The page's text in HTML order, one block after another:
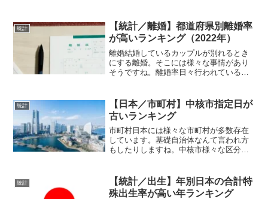
数が違ったりしています。一人暮らしの
人は当然ながら一人世帯...
統計
【統計／離婚】都道府県別離婚率
が高いランキング（2022年）
離婚結婚しているカップルが別れるとき
にする離婚。そこには様々な事情があり
そうですね。離婚率日々行われている離
ようです。件数で言えば、2022年のデー
タで19,000件以...
統計
【日本／市町村】中核市指定日が
古いランキング
市町村日本には様々な市町村が多数存在
しています。基礎自治体なんて言われ方
もしたりしますね。中核市様々な区分を
分け方。中核市といわれてもボヤっとし
ますが、総務省のホームペ...
統計
【統計／出生】年別日本の合計特
殊出生率が高い年ランキング